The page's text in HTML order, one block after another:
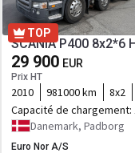
TOP
SCANIA P400 8x2*6
29 900 EUR
Prix HT
2010 981000 km 8x2
Capacité de chargement:
Danemark, Padborg
Euro Nor A/S